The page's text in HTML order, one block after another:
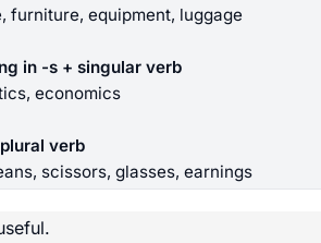
furniture, equipment, luggage
in -s + singular verb
economics
verb
scissors, glasses, earnings